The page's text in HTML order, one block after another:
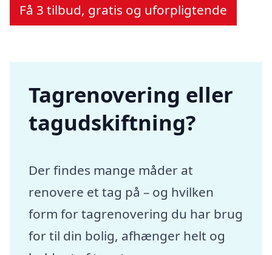
Få 3 tilbud, gratis og uforpligtende
Tagrenovering eller
tagudskiftning?
Der findes mange måder at
renovere et tag på – og hvilken
form for tagrenovering du har brug
for til din bolig, afhænger helt og